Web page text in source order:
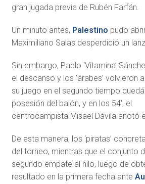
gran jugada previa de Rubén Farfán.
Un minuto antes, Palestino pudo
Maximiliano Salas desperdició un
Sin embargo, Pablo ‘Vitamina’
el descanso y los ‘árabes’ volvieron
su juego en el segundo tiempo
posesión del balón, y en los 54′, el
centrocampista Misael Dávila anotó
De esta manera, los ‘piratas’
del torneo, mientras que el conjunto
segundo empate al hilo, luego de
resultado en la primera fecha ante